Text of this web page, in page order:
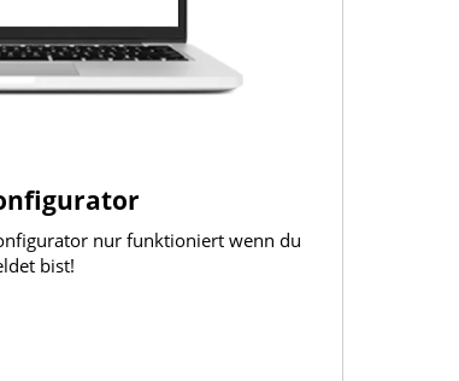
nur funktioniert wenn du
bist!